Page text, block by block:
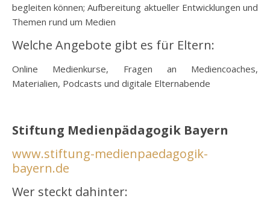
begleiten können; Aufbereitung aktueller Entwicklungen und
Themen rund um Medien
Welche Angebote gibt es für Eltern:
Online Medienkurse, Fragen an Mediencoaches,
Materialien, Podcasts und digitale Elternabende
Stiftung Medienpädagogik Bayern
www.stiftung-medienpaedagogik-
bayern.de
Wer steckt dahinter: